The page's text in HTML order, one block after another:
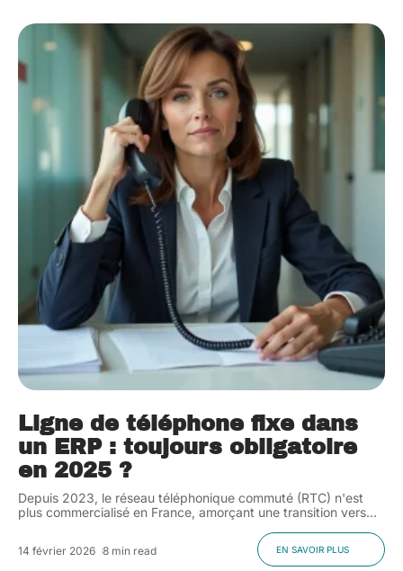
Ligne de téléphone fixe dans
un ERP : toujours obligatoire
en 2025 ?
Depuis 2023, le réseau téléphonique commuté (RTC) n'est
plus commercialisé en France, amorçant une transition vers…
14 février 2026 8 min read EN SAVOIR PLUS